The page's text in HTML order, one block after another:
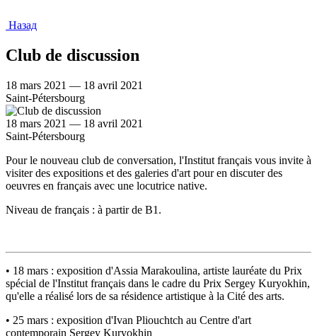
Назад
Club de discussion
18 mars 2021 — 18 avril 2021
Saint-Pétersbourg
18 mars 2021 — 18 avril 2021
Saint-Pétersbourg
Pour le nouveau club de conversation, l'Institut français vous invite à
visiter des expositions et des galeries d'art pour en discuter des
oeuvres en français avec une locutrice native.
Niveau de français : à partir de B1.
• 18 mars : exposition d'Assia Marakoulina, artiste lauréate du Prix
spécial de l'Institut français dans le cadre du Prix Sergey Kuryokhin,
qu'elle a réalisé lors de sa résidence artistique à la Cité des arts.
• 25 mars : exposition d'Ivan Pliouchtch au Centre d'art
contemporain Sergey Kuryokhin